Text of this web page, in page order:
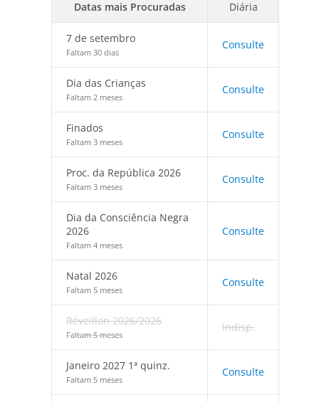
Datas mais Procuradas Diária
7 de setembro
Faltam 30 dias
Consulte
Dia das Crianças
Faltam 2 meses
Consulte
Finados
Faltam 3 meses
Consulte
Proc. da República 2026
Faltam 3 meses
Consulte
Dia da Consciência Negra
2026
Faltam 4 meses
Consulte
Natal 2026
Faltam 5 meses
Consulte
Réveillon 2026/2026
Faltam 5 meses
Indisp.
Janeiro 2027 1ª quinz.
Faltam 5 meses
Consulte